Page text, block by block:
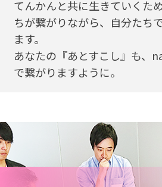
てんかんと共に生きていくた
ちが繋がりながら、自分たち
ます。
あなたの『あとすこし』も、
で繋がりますように。